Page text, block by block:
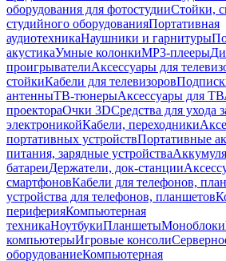
оборудования для фотостудииСтойки,
студийного оборудованияПортативная
аудиотехникаНаушники и гарнитуры
акустикаУмные колонкиMP3-плееры
проигрывателиАксессуары для
стойкиКабели для телевизоров
антенныТВ-тюнерыАксессуары для ТВ
проектораОчки 3DСредства для ухода
электроникойКабели, переходники
портативных устройствПортативные
питания, зарядные устройства
батареиДержатели, док-станции
смартфоновКабели для телефонов,
устройства для телефонов, планшетов
периферияКомпьютерная
техникаНоутбукиПланшетыМоноблоки
компьютерыИгровые консоли
оборудованиеКомпьютерная